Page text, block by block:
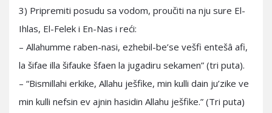
3) Pripremiti posudu sa vodom, proučiti na nju sure El-
Ihlas, El-Felek i En-Nas i reći:
– Allahumme raben-nasi, ezhebil-be’se vešfi entešâ afi,
la šifae illa šifauke šfaen la jugadiru sekamen” (tri puta).
– “Bismillahi erkike, Allahu ješfike, min kulli dain ju’zike ve
min kulli nefsin ev ajnin hasidin Allahu ješfike.” (Tri puta)